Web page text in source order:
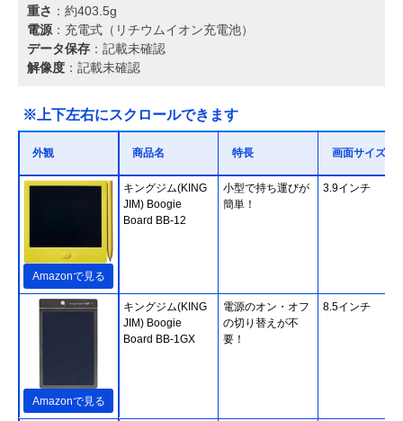
重さ ：約403.5g
電源 ：充電式（リチウムイオン充電池）
データ保存 ：記載未確認
解像度 ：記載未確認
※上下左右にスクロールできます
外観 商品名 特長 画面サイズ
Amazonで見る
キングジム(KING
JIM) Boogie
Board BB-12
小型で持ち運びが
簡単！
3.9インチ
Amazonで見る
キングジム(KING
JIM) Boogie
Board BB-1GX
電源のオン・オフ
の切り替えが不
要！
8.5インチ